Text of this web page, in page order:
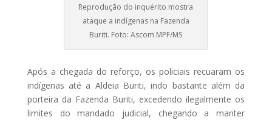
Reprodução do inquérito mostra
ataque a indígenas na Fazenda
Buriti. Foto: Ascom MPF/MS
Após a chegada do reforço, os policiais recuaram os
indígenas até a Aldeia Buriti, indo bastante além da
porteira da Fazenda Buriti, excedendo ilegalmente os
limites do mandado judicial, chegando a manter